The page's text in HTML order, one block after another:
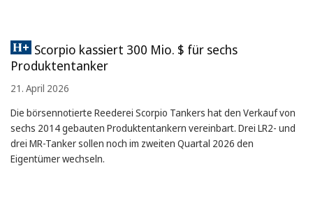
Scorpio kassiert 300 Mio. $ für sechs
Produktentanker
21. April 2026
Die börsennotierte Reederei Scorpio Tankers hat den Verkauf von
sechs 2014 gebauten Produktentankern vereinbart. Drei LR2- und
drei MR-Tanker sollen noch im zweiten Quartal 2026 den
Eigentümer wechseln.